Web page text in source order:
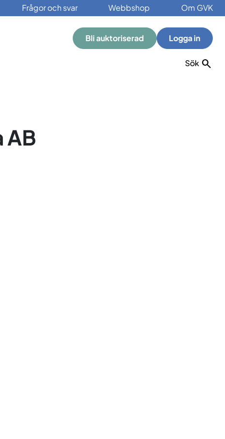
Frågor och svar Webbshop Om GVK
Bli auktoriserad Logga in
Sök
AB